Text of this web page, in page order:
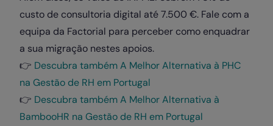
custo de consultoria digital até 7.500 €. Fale com a
equipa da Factorial para perceber como enquadrar
a sua migração nestes apoios.
👉 Descubra também A Melhor Alternativa à PHC
na Gestão de RH em Portugal
👉 Descubra também A Melhor Alternativa à
BambooHR na Gestão de RH em Portugal